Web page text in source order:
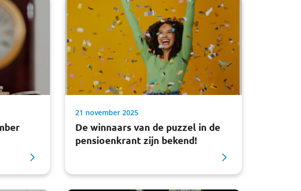
21 november 2025
De winnaars van de puzzel in de
pensioenkrant zijn bekend!